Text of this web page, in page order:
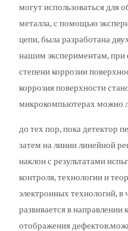
могут использоваться для
металла, с помощью
цепи, была разработана
нашим экспериментам, при
степени коррозии
коррозия поверхности
микрокомпьютерах можно
до тех пор, пока детектор
затем на линии линейной
наклон с результатами
контроля, технологии и
электронных технологий,
развивается в
отображения